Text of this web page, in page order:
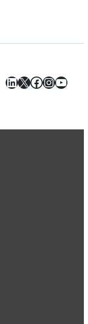
LinkedIn
X Facebook